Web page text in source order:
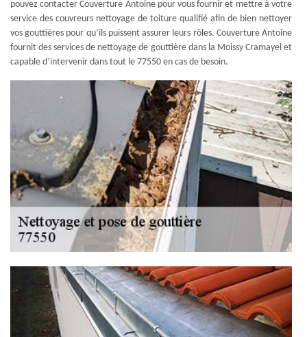
pouvez contacter Couverture Antoine pour vous fournir et mettre à votre
service des couvreurs nettoyage de toiture qualifié afin de bien nettoyer
vos gouttières pour qu’ils puissent assurer leurs rôles. Couverture Antoine
fournit des services de nettoyage de gouttière dans la Moissy Cramayel et
capable d’intervenir dans tout le 77550 en cas de besoin.